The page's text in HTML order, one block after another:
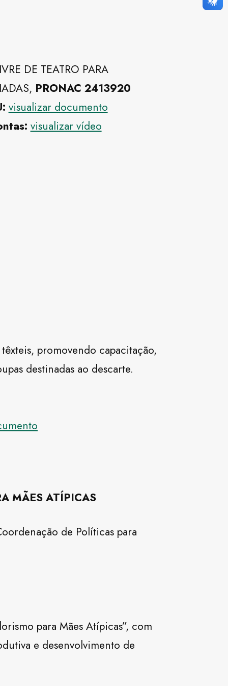
DE TEATRO PARA
PRONAC 2413920
visualizar documento
visualizar vídeo
promovendo capacitação,
destinadas ao descarte.
MÃES ATÍPICAS
de Políticas para
para Mães Atípicas”, com
e desenvolvimento de